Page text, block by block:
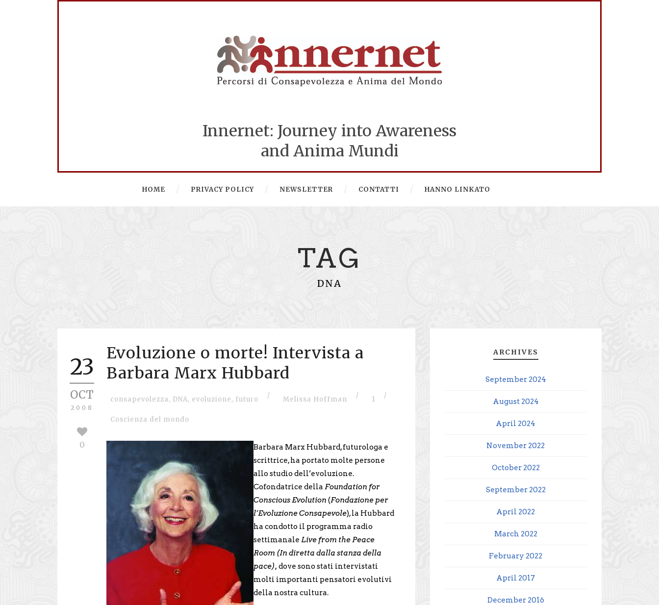
Innernet: Journey into Awareness
and Anima Mundi
HOME PRIVACY POLICY NEWSLETTER CONTATTI HANNO LINKATO
TAG
DNA
23
OCT
2008
0
Evoluzione o morte! Intervista a
Barbara Marx Hubbard
consapevolezza, DNA, evoluzione, futuro / Melissa Hoffman / 1 /
Coscienza del mondo
Barbara Marx Hubbard, futurologa e
scrittrice, ha portato molte persone
allo studio dell’evoluzione.
Cofondatrice della Foundation for
Conscious Evolution (Fondazione per
l’Evoluzione Consapevole), la Hubbard
ha condotto il programma radio
settimanale Live from the Peace
Room (In diretta dalla stanza della
pace), dove sono stati intervistati
molti importanti pensatori evolutivi
della nostra cultura.
ARCHIVES
September 2024
August 2024
April 2024
November 2022
October 2022
September 2022
April 2022
March 2022
February 2022
April 2017
December 2016